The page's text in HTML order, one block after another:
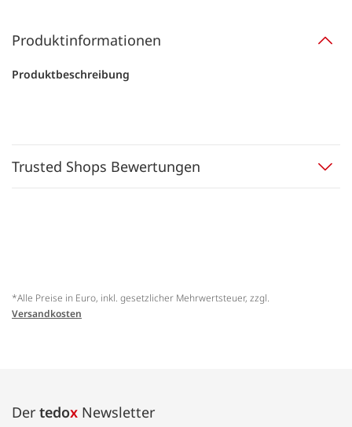
Produktinformationen
Produktbeschreibung
Trusted Shops Bewertungen
*Alle Preise in Euro, inkl. gesetzlicher Mehrwertsteuer, zzgl.
Versandkosten
Der tedox Newsletter